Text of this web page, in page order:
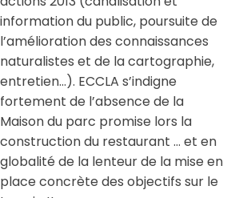
information du public, poursuite de
l’amélioration des connaissances
naturalistes et de la cartographie,
entretien…). ECCLA s’indigne
fortement de l’absence de la
Maison du parc promise lors la
construction du restaurant … et en
globalité de la lenteur de la mise en
place concrète des objectifs sur le